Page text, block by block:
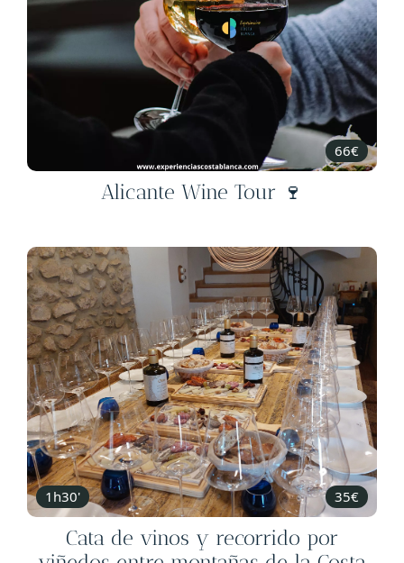
66€
Alicante Wine Tour 🍷
1h30' 35€
Cata de vinos y recorrido por